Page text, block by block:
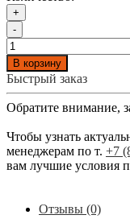
+
-
В корзину
Быстрый заказ
Обратите внимание,
Чтобы узнать
менеджерам по т. +7
вам лучшие условия
Отзывы (0)